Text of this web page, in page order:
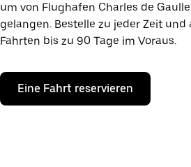
um von Flughafen Charles de
gelangen. Bestelle zu jeder Zeit und
Fahrten bis zu 90 Tage im Voraus.
Eine Fahrt reservieren